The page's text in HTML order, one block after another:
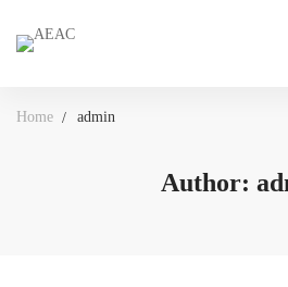
Home admin
Author: